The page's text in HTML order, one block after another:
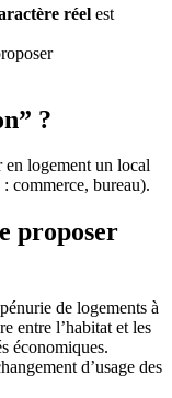
réel est
?
en logement un local
commerce, bureau).
proposer
de logements à
entre l’habitat et les
économiques.
d’usage des